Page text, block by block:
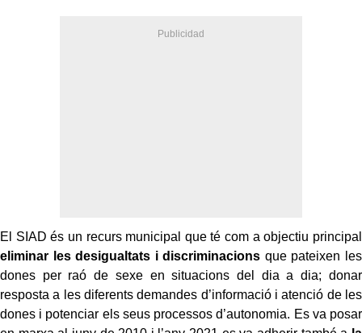
El SIAD és un recurs municipal que té com a objectiu principal
eliminar les desigualtats i discriminacions que pateixen les
dones per raó de sexe en situacions del dia a dia; donar
resposta a les diferents demandes d’informació i atenció de les
dones i potenciar els seus processos d’autonomia. Es va posar